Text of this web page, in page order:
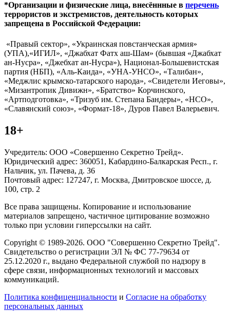
*Организации и физические лица, внесённные в перечень
террористов и экстремистов, деятельность которых
запрещена в Российской Федерации:
«Правый сектор», «Украинская повстанческая армия»
(УПА),«ИГИЛ», «Джабхат Фатх аш-Шам» (бывшая «Джабхат
ан-Нусра», «Джебхат ан-Нусра»), Национал-Большевистская
партия (НБП), «Аль-Каида», «УНА-УНСО», «Талибан»,
«Меджлис крымско-татарского народа», «Свидетели Иеговы»,
«Мизантропик Дивижн», «Братство» Корчинского,
«Артподготовка», «Тризуб им. Степана Бандеры», «НСО»,
«Славянский союз», «Формат-18», Дуров Павел Валерьевич.
18+
Учредитель: ООО «Совершенно Секретно Трейд».
Юридический адрес: 360051, Кабардино-Балкарская Респ., г.
Нальчик, ул. Пачева, д. 36
Почтовый адрес: 127247, г. Москва, Дмитровское шоссе, д.
100, стр. 2
Все права защищены. Копирование и использование
материалов запрещено, частичное цитирование возможно
только при условии гиперссылки на сайт.
Copyright © 1989-2026. ООО "Совершенно Секретно Трейд".
Свидетельство о регистрации ЭЛ № ФС 77-79634 от
25.12.2020 г., выдано Федеральной службой по надзору в
сфере связи, информационных технологий и массовых
коммуникаций.
Политика конфиценциальности и Согласие на обработку
персональных данных